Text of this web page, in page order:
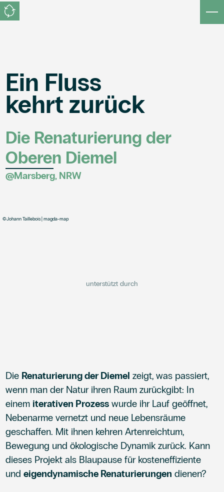
Ein Fluss
kehrt zurück
Die Renaturierung der
Oberen Diemel
@Marsberg, NRW
©Johann Taillebois | magda-map
unterstützt durch
Die Renaturierung der Diemel zeigt, was passiert,
wenn man der Natur ihren Raum zurückgibt: In
einem iterativen Prozess wurde ihr Lauf geöffnet,
Nebenarme vernetzt und neue Lebensräume
geschaffen. Mit ihnen kehren Artenreichtum,
Bewegung und ökologische Dynamik zurück. Kann
dieses Projekt als Blaupause für kosteneffiziente
undeigendynamische Renaturierungen dienen?